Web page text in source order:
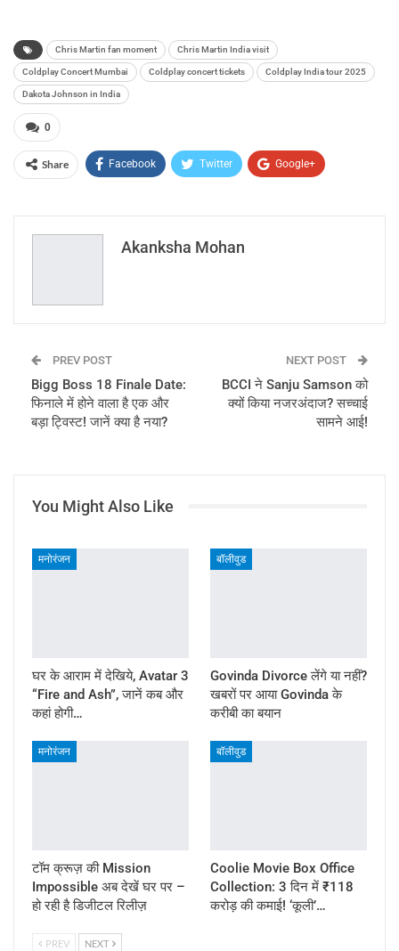
Chris Martin fan moment Chris Martin India visit
Coldplay Concert Mumbai Coldplay concert tickets Coldplay India tour 2025
Dakota Johnson in India
0
Share Facebook Twitter Google+
Email
Akanksha Mohan
PREV POST
Bigg Boss 18 Finale Date:
फिनाले में होने वाला है एक और
बड़ा ट्विस्ट! जानें क्या है नया?
NEXT POST
BCCI ने Sanju Samson को
क्यों किया नजरअंदाज? सच्चाई
सामने आई!
You Might Also Like
मनोरंजन
घर के आराम में देखिये, Avatar 3
“Fire and Ash”, जानें कब और
कहां होगी…
बॉलीवुड
Govinda Divorce लेंगे या नहीं?
खबरों पर आया Govinda के
करीबी का बयान
मनोरंजन
टॉम क्रूज़ की Mission
Impossible अब देखें घर पर –
हो रही है डिजीटल रिलीज़
बॉलीवुड
Coolie Movie Box Office
Collection: 3 दिन में ₹118
करोड़ की कमाई! ‘कूली’…
PREV NEXT